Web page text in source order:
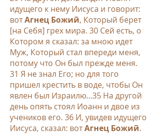
идущего к нему Иисуса и говорит:
вотАгнец Божий, Который берет
[на Себя] грех мира. 30 Сей есть, о
Котором я сказал: за мною идет
Муж, Который стал впереди меня,
потому что Он был прежде меня.
31 Я не знал Его; но для того
пришел крестить в воде, чтобы Он
явлен был Израилю...35 На другой
день опять стоял Иоанн и двое из
учеников его. 36 И, увидев идущего
Иисуса, сказал: вотАгнец Божий.